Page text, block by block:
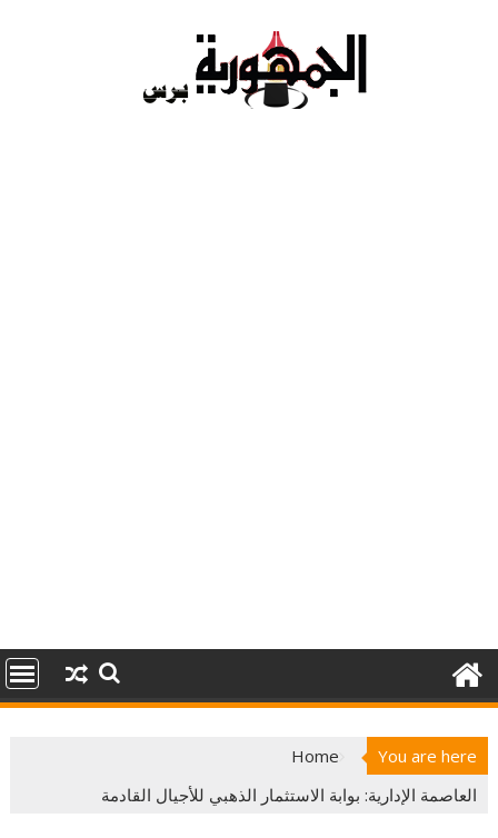
You are here
Home
العاصمة الإدارية: بوابة الاستثمار الذهبي للأجيال القادمة